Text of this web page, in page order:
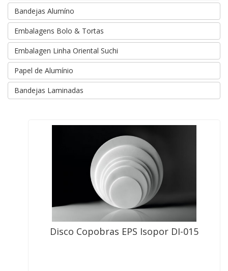
Bandejas Alumíno
Embalagens Bolo & Tortas
Embalagen Linha Oriental Suchi
Papel de Alumínio
Bandejas Laminadas
Disco Copobras EPS Isopor DI-015